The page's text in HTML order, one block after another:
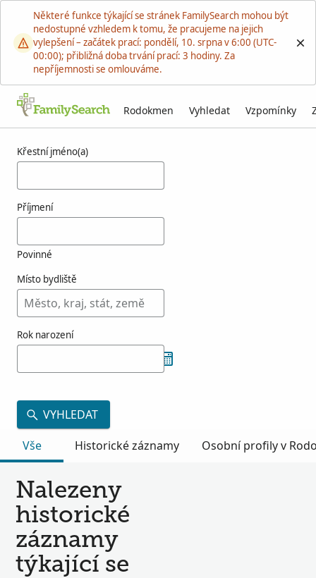
Některé funkce týkající se stránek FamilySearch mohou být
nedostupné vzhledem k tomu, že pracujeme na jejich
vylepšení – začátek prací: pondělí, 10. srpna v 6:00 (UTC-
00:00); přibližná doba trvání prací: 3 hodiny. Za
nepříjemnosti se omlouváme.
Rodokmen Vyhledat Vzpomínky
Křestní jméno(a)
Příjmení
Povinné
Místo bydliště
Rok narození
VYHLEDAT
Vše
Historické záznamy Osobní profily v
Nalezeny
historické
záznamy
týkající se